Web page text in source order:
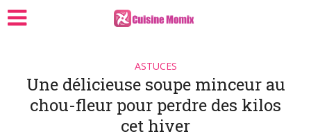
ASTUCES
Une délicieuse soupe minceur au
chou-fleur pour perdre des kilos
cet hiver